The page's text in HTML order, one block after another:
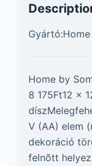
Home by
8 175Ft12 x
V (AA) elem
dekoráció
felnõtt